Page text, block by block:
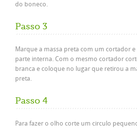
do boneco.
Passo 3
Marque a massa preta com um cortador e
parte interna. Com o mesmo cortador
branca e coloque no lugar que retirou a
preta.
Passo 4
Para fazer o olho corte um circulo